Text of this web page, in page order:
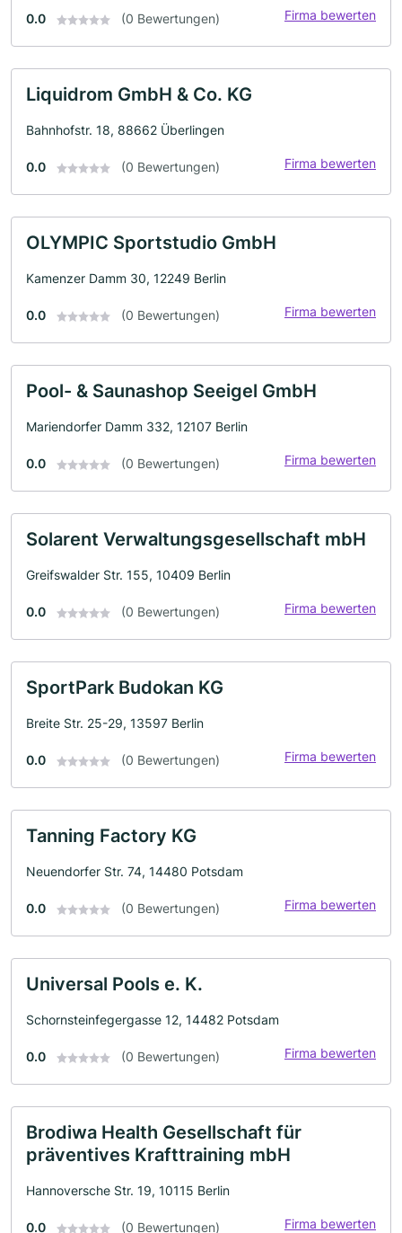
0.0 (0 Bewertungen) Firma bewerten
Liquidrom GmbH & Co. KG
Bahnhofstr. 18, 88662 Überlingen
0.0 (0 Bewertungen) Firma bewerten
OLYMPIC Sportstudio GmbH
Kamenzer Damm 30, 12249 Berlin
0.0 (0 Bewertungen) Firma bewerten
Pool- & Saunashop Seeigel GmbH
Mariendorfer Damm 332, 12107 Berlin
0.0 (0 Bewertungen) Firma bewerten
Solarent Verwaltungsgesellschaft mbH
Greifswalder Str. 155, 10409 Berlin
0.0 (0 Bewertungen) Firma bewerten
SportPark Budokan KG
Breite Str. 25-29, 13597 Berlin
0.0 (0 Bewertungen) Firma bewerten
Tanning Factory KG
Neuendorfer Str. 74, 14480 Potsdam
0.0 (0 Bewertungen) Firma bewerten
Universal Pools e. K.
Schornsteinfegergasse 12, 14482 Potsdam
0.0 (0 Bewertungen) Firma bewerten
Brodiwa Health Gesellschaft für
präventives Krafttraining mbH
Hannoversche Str. 19, 10115 Berlin
0.0 (0 Bewertungen) Firma bewerten